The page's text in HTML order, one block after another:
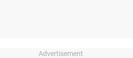
Advertisement